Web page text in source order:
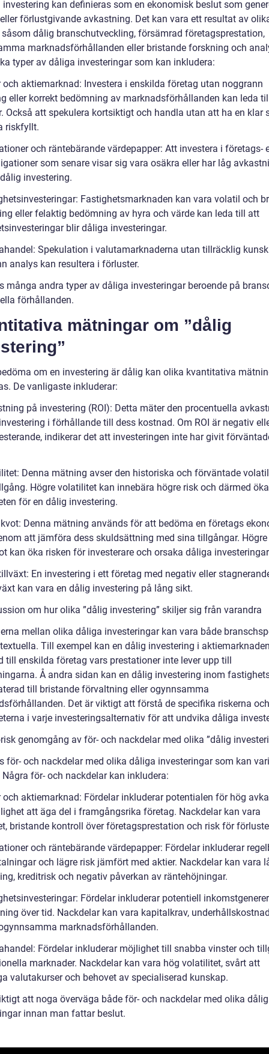
investering kan definieras som en ekonomisk beslut som
förlustgivande avkastning. Det kan vara ett resultat av
dålig branschutveckling, försämrad företagsprestation,
marknadsförhållanden eller bristande forskning och
typer av dåliga investeringar som kan inkludera:
och aktiemarknad: Investera i enskilda företag utan noggrann
eller korrekt bedömning av marknadsförhållanden kan leda
Också att spekulera kortsiktigt och handla utan att ha en klar
riskfyllt.
och räntebärande värdepapper: Att investera i företags-
som senare visar sig vara osäkra eller har låg
investering.
Fastighetsmarknaden kan vara volatil och
eller felaktig bedömning av hyra och värde kan leda till att
blir dåliga investeringar.
Spekulation i valutamarknaderna utan tillräcklig
analys kan resultera i förluster.
många andra typer av dåliga investeringar beroende på
förhållanden.
mätningar om ”dålig
om en investering är dålig kan olika kvantitativa
De vanligaste inkluderar:
på investering (ROI): Detta mäter den procentuella
i förhållande till dess kostnad. Om ROI är negativ
indikerar det att investeringen inte har givit
Denna mätning avser den historiska och förväntade
Högre volatilitet kan innebära högre risk och därmed öka
för en dålig investering.
Denna mätning används för att bedöma en företags
att jämföra dess skuldsättning med sina tillgångar. Högre
kan öka risken för investerare och orsaka dåliga
En investering i ett företag med negativ eller
kan vara en dålig investering på lång sikt.
om hur olika ”dålig investering” skiljer sig från varandra
mellan olika dåliga investeringar kan vara både
Till exempel kan en dålig investering i
till enskilda företag vars prestationer inte lever upp till
Å andra sidan kan en dålig investering inom
till bristande förvaltning eller ogynnsamma
Det är viktigt att förstå de specifika riskerna och
i varje investeringsalternativ för att undvika dåliga
genomgång av för- och nackdelar med olika ”dålig
för- och nackdelar med olika dåliga investeringar som kan
Några för- och nackdelar kan inkludera:
och aktiemarknad: Fördelar inkluderar potentialen för hög
att äga del i framgångsrika företag. Nackdelar kan vara
bristande kontroll över företagsprestation och risk för
och räntebärande värdepapper: Fördelar inkluderar
och lägre risk jämfört med aktier. Nackdelar kan vara
kreditrisk och negativ påverkan av räntehöjningar.
Fördelar inkluderar potentiell
över tid. Nackdelar kan vara kapitalkrav,
marknadsförhållanden.
Fördelar inkluderar möjlighet till snabba vinster och
marknader. Nackdelar kan vara hög volatilitet, svårt att
valutakurser och behovet av specialiserad kunskap.
att noga överväga både för- och nackdelar med olika
innan man fattar beslut.